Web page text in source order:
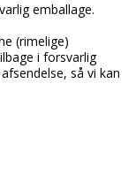
emballage.
(rimelige)
i forsvarlig
så vi kan